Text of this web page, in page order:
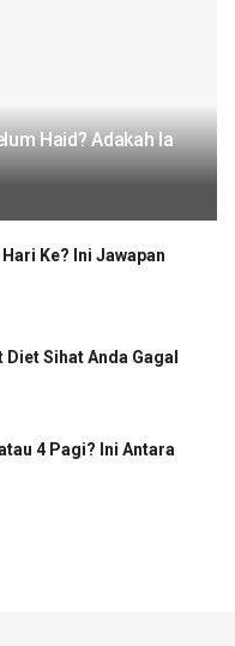
Haid? Adakah Ia
Ke? Ini Jawapan
Diet Sihat Anda Gagal
4 Pagi? Ini Antara